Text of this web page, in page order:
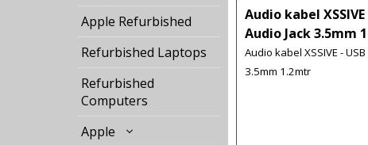
Apple Refurbished
Refurbished Laptops
Refurbished
Computers
Apple
Audio kabel
Audio Jack 3.5mm
Audio kabel XSSIVE -
3.5mm 1.2mtr